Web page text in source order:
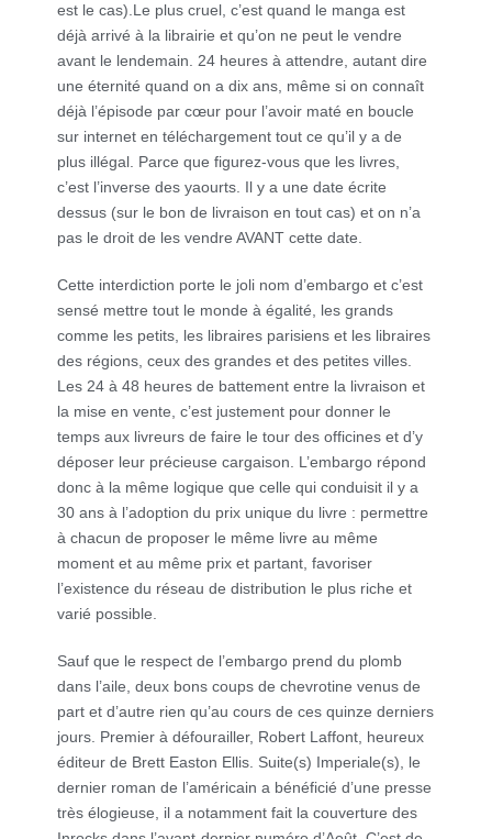
est le cas).Le plus cruel, c’est quand le manga est
déjà arrivé à la librairie et qu’on ne peut le vendre
avant le lendemain. 24 heures à attendre, autant dire
une éternité quand on a dix ans, même si on connaît
déjà l’épisode par cœur pour l’avoir maté en boucle
sur internet en téléchargement tout ce qu’il y a de
plus illégal. Parce que figurez-vous que les livres,
c’est l’inverse des yaourts. Il y a une date écrite
dessus (sur le bon de livraison en tout cas) et on n’a
pas le droit de les vendre AVANT cette date.
Cette interdiction porte le joli nom d’embargo et c’est
sensé mettre tout le monde à égalité, les grands
comme les petits, les libraires parisiens et les libraires
des régions, ceux des grandes et des petites villes.
Les 24 à 48 heures de battement entre la livraison et
la mise en vente, c’est justement pour donner le
temps aux livreurs de faire le tour des officines et d’y
déposer leur précieuse cargaison. L’embargo répond
donc à la même logique que celle qui conduisit il y a
30 ans à l’adoption du prix unique du livre : permettre
à chacun de proposer le même livre au même
moment et au même prix et partant, favoriser
l’existence du réseau de distribution le plus riche et
varié possible.
Sauf que le respect de l’embargo prend du plomb
dans l’aile, deux bons coups de chevrotine venus de
part et d’autre rien qu’au cours de ces quinze derniers
jours. Premier à défourailler, Robert Laffont, heureux
éditeur de Brett Easton Ellis. Suite(s) Imperiale(s), le
dernier roman de l’américain a bénéficié d’une presse
très élogieuse, il a notamment fait la couverture des